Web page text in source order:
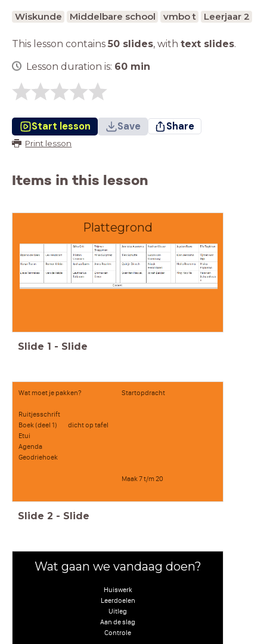
Wiskunde Middelbare school vmbo t Leerjaar 2
This lesson contains 50 slides, with text slides.
Lesson duration is: 60 min
Start lesson Save Share
Print lesson
Items in this lesson
Plattegrond
Slide 1 - Slide
Wat moet je pakken?
Ruitjesschrift
Boek (deel 1) dicht op tafel
Etui
Agenda
Geodriehoek
Startopdracht
Maak 7 t/m 20
Slide 2 - Slide
Wat gaan we vandaag doen?
Huiswerk
Leerdoelen
Uitleg
Aan de slag
Controle